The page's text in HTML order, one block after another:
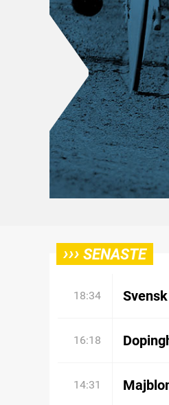
››› SENASTE
18:34
16:18
14:31